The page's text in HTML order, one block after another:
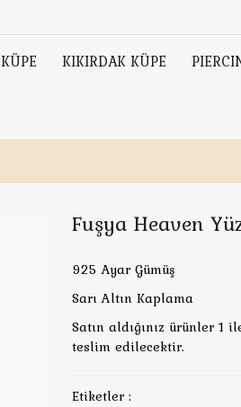
KÜPE KIKIRDAK KÜPE
Fuşya Heaven
925 Ayar Gümüş
Sarı Altın Kaplama
Satın aldığınız ürünler
teslim edilecektir.
Etiketler :